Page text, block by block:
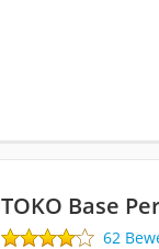
TOKO Base
62